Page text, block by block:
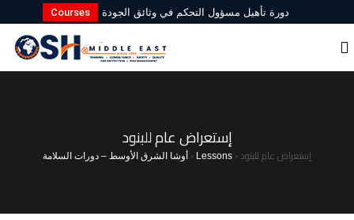
Courses دورة تأهيل مسؤول التحكم في وثائق الجودة
الأمن والسلامة في المنشآت الصحية
دليل السلامة والصحة المهنية (OSHA) في
إستعراض عام للبنود
أوشا الشرق الأوسط – دورات السلامة › Lessons ›إستعراض عام للبنود